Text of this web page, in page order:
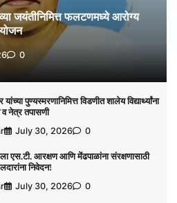
जयंतीनिमित्त फलटणमध्ये आरोग्य
0
पुण्यस्मरणानिमित्त विडणीत शालेय विद्यार्थ्यांना
नेत्र तपासणी
July 30, 2026 0
एस.टी. आरक्षण आणि मेंढपाळांना संरक्षणासाठी
निवेदन!
July 30, 2026 0